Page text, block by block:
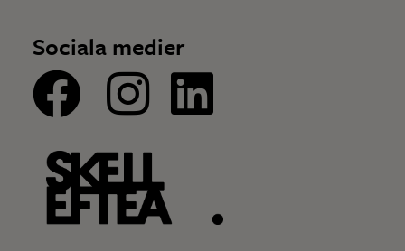
Sociala medier